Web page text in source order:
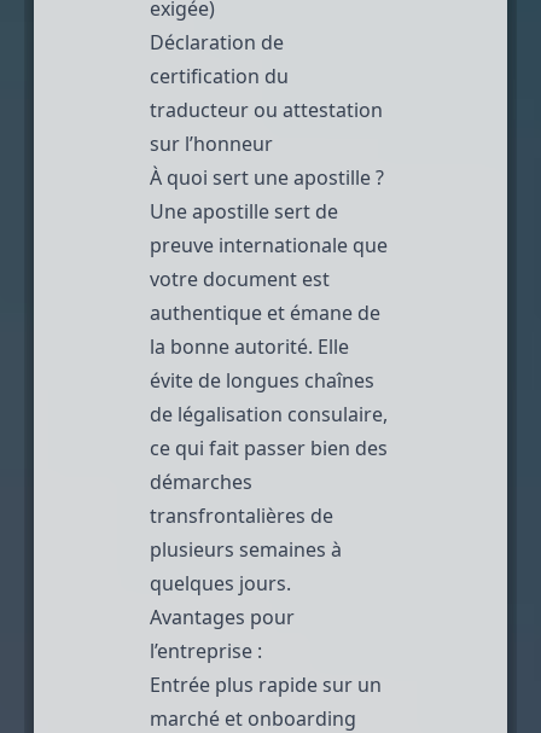
exigée)
Déclaration de
certification du
traducteur ou attestation
sur l’honneur
À quoi sert une apostille ?
Une apostille sert de
preuve internationale que
votre document est
authentique et émane de
la bonne autorité. Elle
évite de longues chaînes
de légalisation consulaire,
ce qui fait passer bien des
démarches
transfrontalières de
plusieurs semaines à
quelques jours.
Avantages pour
l’entreprise :
Entrée plus rapide sur un
marché et onboarding